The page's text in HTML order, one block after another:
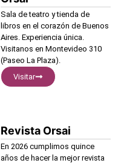
Sala de teatro y tienda de
libros en el corazón de Buenos
Aires. Experiencia única.
Visitanos en Montevideo 310
(Paseo La Plaza).
Visitar
Revista Orsai
En 2026 cumplimos quince
años de hacer la mejor revista